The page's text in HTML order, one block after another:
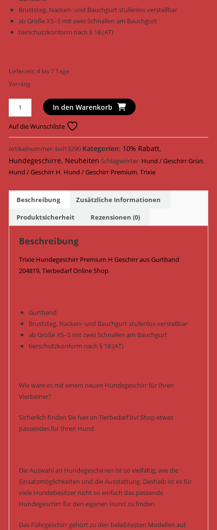
Bruststeg, Nacken- und Bauchgurt stufenlos verstellbar
ab Größe XS–S mit zwei Schnallen am Bauchgurt
tierschutzkonform nach § 18 (AT)
Lieferzeit:4 bis 7 Tage
Vorrätig
Trixie
Hundegeschirr
Premium
H
Geschirr
Gurtband
204819
Waldgrün
Menge
In den Warenkorb
Auf die Wunschliste
Artikelnummer: bvl13290 Kategorien: 10% Rabatt,
Hundegeschirre, Neuheiten Schlagwörter: Hund / Geschirr Grün,
Hund / Geschirr H, Hund / Geschirr Premium,Trixie
Beschreibung
Zusätzliche Informationen
Produktsicherheit
Rezensionen (0)
Beschreibung
Trixie Hundegeschirr Premium H Geschirr aus Gurtband
204819, Tierbedarf Online Shop
Gurtband
Bruststeg, Nacken- und Bauchgurt stufenlos verstellbar
ab Größe XS–S mit zwei Schnallen am Bauchgurt
tierschutzkonform nach § 18 (AT)
Wie wäre es mit einem neuen Hundegeschirr für Ihren
Vierbeiner?
Sicherlich finden Sie hier im Tierbedarf bvl Shop etwas
passendes für Ihren Hund.
Die Auswahl an Hundegeschirren ist so vielfältig, wie die
Einsatzmöglichkeiten und die Ausstattung. Deshalb ist es für
viele Hundebesitzer nicht so einfach das passende
Hundegeschirr für den eigenen Hund zu finden.
Das Führgeschirr gehört zu den beliebtesten Modellen auf